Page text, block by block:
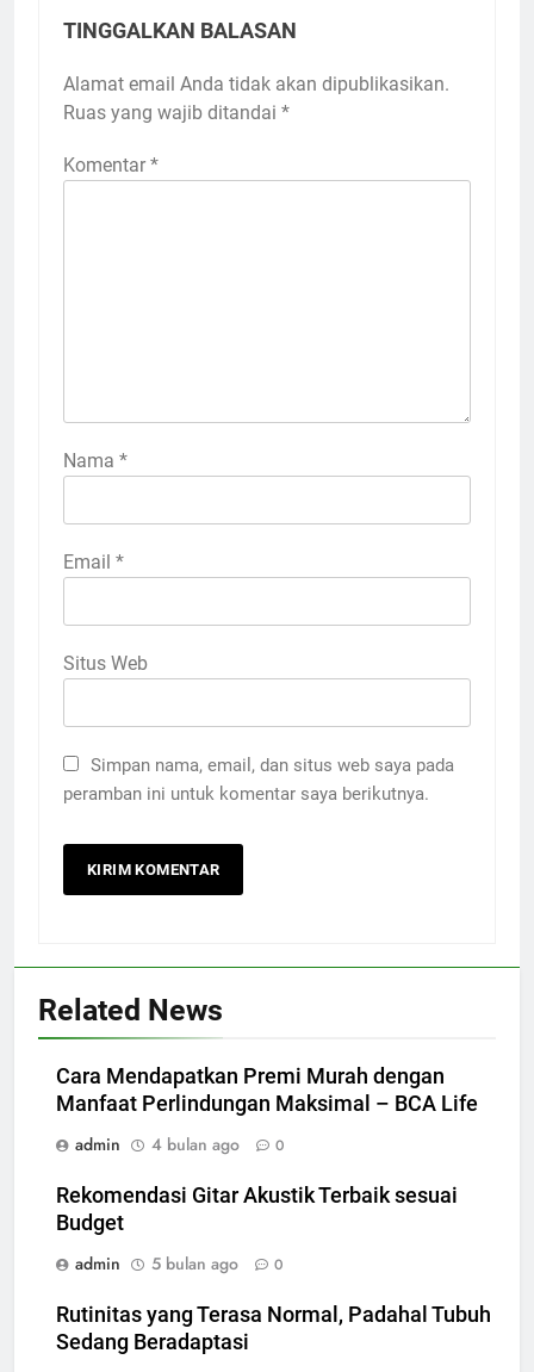
TINGGALKAN BALASAN
Alamat email Anda tidak akan dipublikasikan.
Ruas yang wajib ditandai *
Komentar *
Nama *
Email *
Situs Web
Simpan nama, email, dan situs web saya pada
peramban ini untuk komentar saya berikutnya.
Related News
Cara Mendapatkan Premi Murah dengan
Manfaat Perlindungan Maksimal – BCA Life
admin
4 bulan ago 0
Rekomendasi Gitar Akustik Terbaik sesuai
Budget
admin
5 bulan ago 0
Rutinitas yang Terasa Normal, Padahal Tubuh
Sedang Beradaptasi